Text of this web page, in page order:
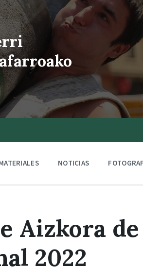
NOTICIAS
Aizkora de
2022